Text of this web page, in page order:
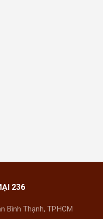
236
Bình Thạnh, TP.HCM